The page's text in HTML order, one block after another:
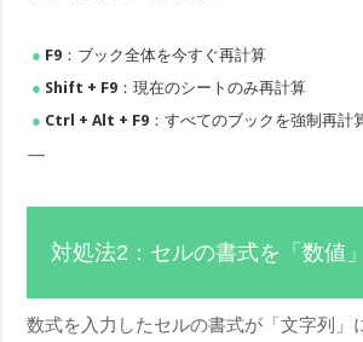
F9 ：ブック全体を今すぐ再計算
Shift + F9 ：現在のシートのみ再計算
Ctrl + Alt + F9 ：すべてのブックを強制再計
—
対処法2：セルの書式を「数値
数式を入力したセルの書式が「文字列」